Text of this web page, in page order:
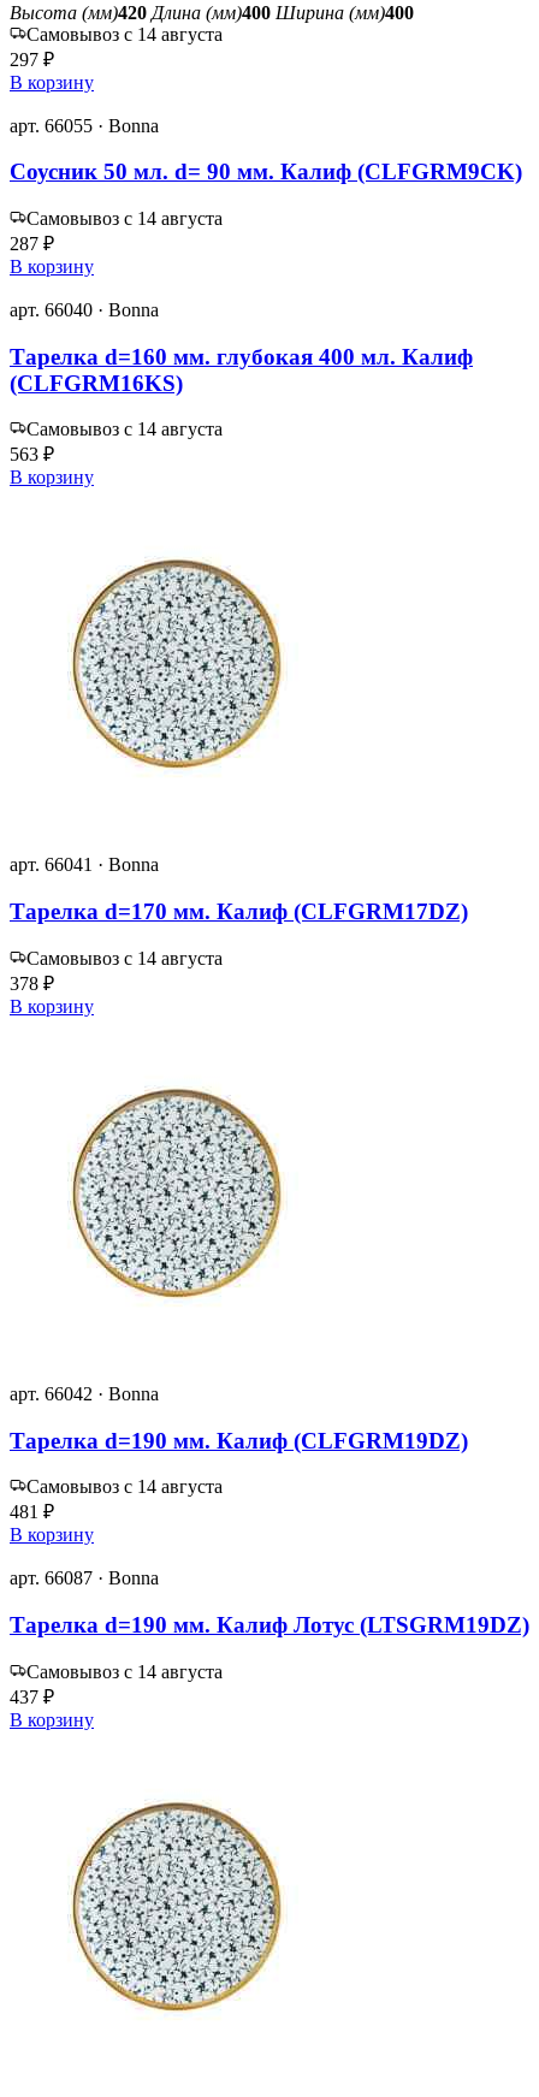
Высота (мм)420 Длина (мм)400 Ширина (мм)400
Самовывоз с 14 августа
297 ₽
В корзину
арт. 66055 · Bonna
Соусник 50 мл. d= 90 мм. Калиф (CLFGRM9CK)
Самовывоз с 14 августа
287 ₽
В корзину
арт. 66040 · Bonna
Тарелка d=160 мм. глубокая 400 мл. Калиф
(CLFGRM16KS)
Самовывоз с 14 августа
563 ₽
В корзину
арт. 66041 · Bonna
Тарелка d=170 мм. Калиф (CLFGRM17DZ)
Самовывоз с 14 августа
378 ₽
В корзину
арт. 66042 · Bonna
Тарелка d=190 мм. Калиф (CLFGRM19DZ)
Самовывоз с 14 августа
481 ₽
В корзину
арт. 66087 · Bonna
Тарелка d=190 мм. Калиф Лотус (LTSGRM19DZ)
Самовывоз с 14 августа
437 ₽
В корзину